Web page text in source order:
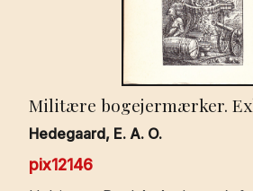
Militære bogejermærker.
Hedegaard, E. A. O.
pix12146